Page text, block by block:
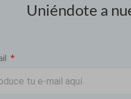
Uniéndote a